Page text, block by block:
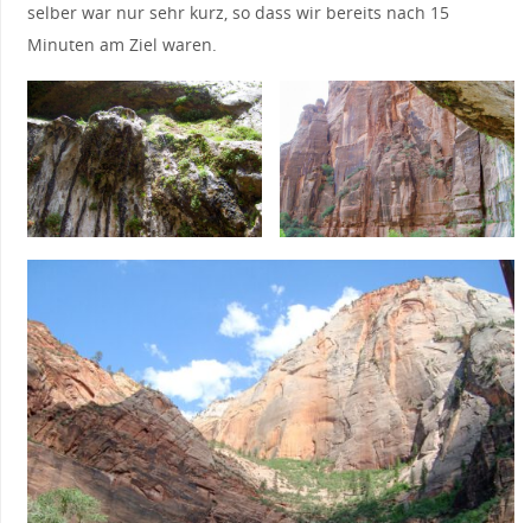
selber war nur sehr kurz, so dass wir bereits nach 15
Minuten am Ziel waren.